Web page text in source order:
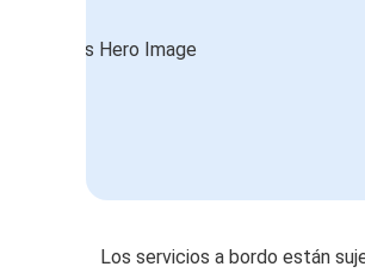
Los servicios a bordo están